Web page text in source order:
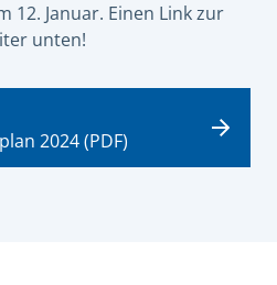
12. Januar. Einen Link zur
unten!
2024 (PDF)